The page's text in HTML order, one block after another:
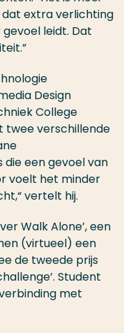
extra verlichting
leidt. Dat
Design
College
twee verschillende
een gevoel van
voelt het minder
vertelt hij.
Walk Alone’, een
(virtueel) een
de tweede prijs
Student
met